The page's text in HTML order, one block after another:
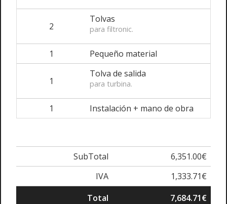
2
Tolvas
para filtronic.
1 Pequeño material
1
Tolva de salida
para turbina.
1 Instalación + mano de obra
SubTotal
6,351.00€
IVA
1,333.71€
Total
7,684.71€